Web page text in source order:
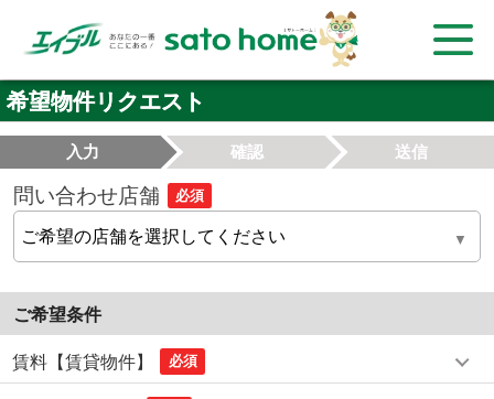
希望物件リクエスト
入力 確認 送信
問い合わせ店舗 必須
ご希望条件
賃料【賃貸物件】 必須